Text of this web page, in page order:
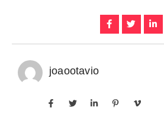
joaootavio